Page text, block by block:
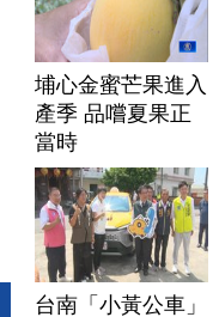
埔心金蜜芒果進入
產季 品嚐夏果正
當時
台南「小黃公車」